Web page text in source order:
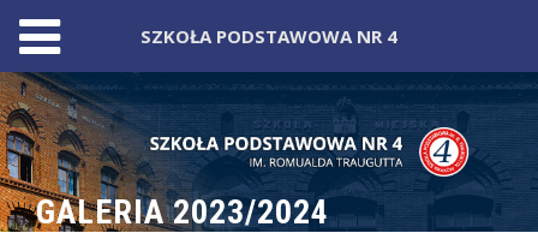
Skip
to
content
GALERIA 2023/2024
SZKOŁA PODSTAWOWA NR 4